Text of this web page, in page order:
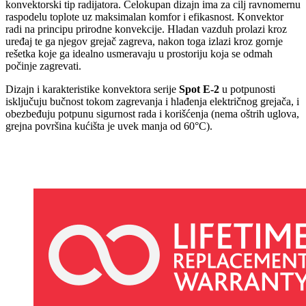
konvektorski tip radijatora. Celokupan dizajn ima za cilj ravnomernu
raspodelu toplote uz maksimalan komfor i efikasnost. Konvektor
radi na principu prirodne konvekcije. Hladan vazduh prolazi kroz
uređaj te ga njegov grejač zagreva, nakon toga izlazi kroz gornje
rešetka koje ga idealno usmeravaju u prostoriju koja se odmah
počinje zagrevati.
Dizajn i karakteristike konvektora serije Spot E-2 u potpunosti
isključuju bučnost tokom zagrevanja i hlađenja električnog grejača, i
obezbeđuju potpunu sigurnost rada i korišćenja (nema oštrih uglova,
grejna površina kućišta je uvek manja od 60°C).